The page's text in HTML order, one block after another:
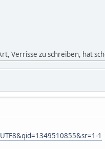
Verrisse zu schreiben, hat
1